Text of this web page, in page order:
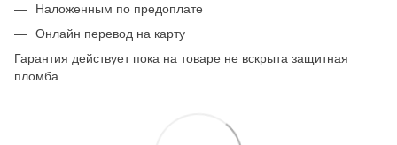
Наложенным по предоплате
Онлайн перевод на карту
Гарантия действует пока на товаре не вскрыта защитная
пломба.